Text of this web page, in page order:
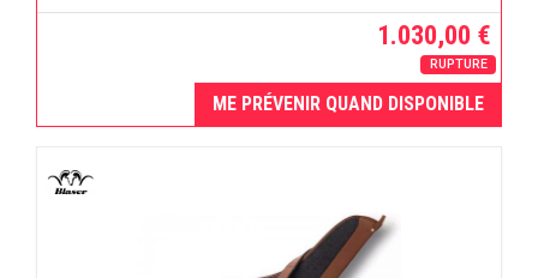
1.030,00 €
RUPTURE
ME PRÉVENIR QUAND DISPONIBLE